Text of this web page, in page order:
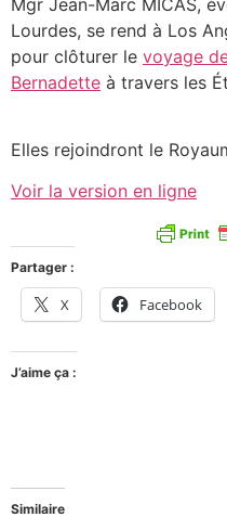
Lourdes, se rend à Los
pour clôturer le voyage
Bernadette à travers les
Elles rejoindront le
Voir la version en ligne
Partager :
X Facebook
J’aime ça :
Similaire